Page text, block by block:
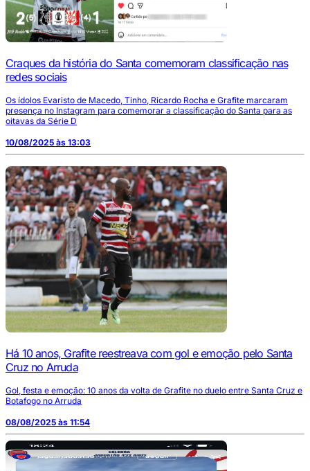
Craques da história do Santa comemoram classificação nas
redes sociais
Os ídolos Evaristo de Macedo, Tinho, Ricardo Rocha e Grafite marcaram
presença no Instagram para comemorar a classificação do Santa para as
oitavas da Série D
10/08/2025 às 13:03
Há 10 anos, Grafite reestreava com gol e emoção pelo Santa
Cruz no Arruda
Gol, festa e emoção: 10 anos da volta de Grafite no duelo entre Santa Cruz e
Botafogo no Arruda
08/08/2025 às 11:54